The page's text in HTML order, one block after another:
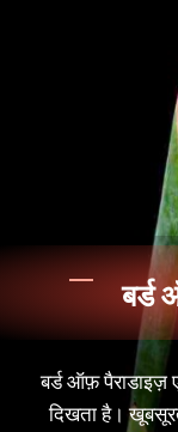
बर्ड ऑफ़ पैराडाइज़
दिखता है।
बर्ड